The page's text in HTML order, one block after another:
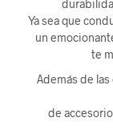
Ya sea que
un
te
Además de
de